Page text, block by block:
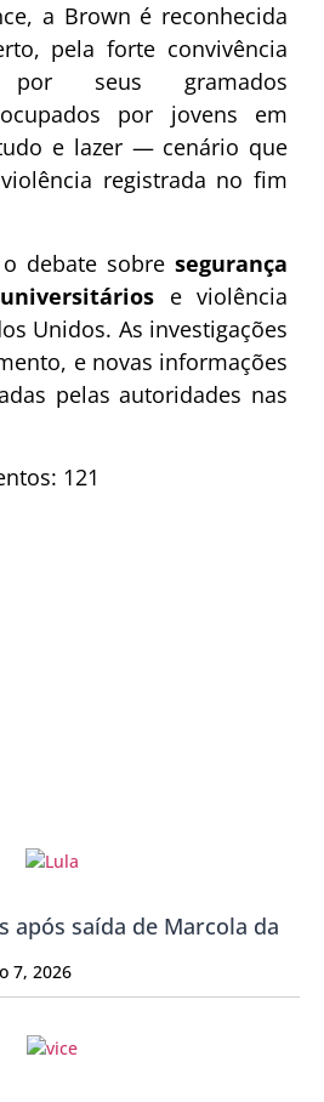
a Brown é reconhecida
pela forte convivência
seus gramados
por jovens em
e lazer — cenário que
registrada no fim
debate sobre segurança
e violência
Unidos. As investigações
e novas informações
pelas autoridades nas
121
após saída de Marcola da
7, 2026